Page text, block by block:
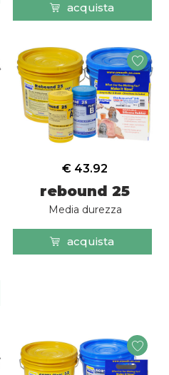
acquista
rebound 25
Media durezza
€ 43.92
acquista